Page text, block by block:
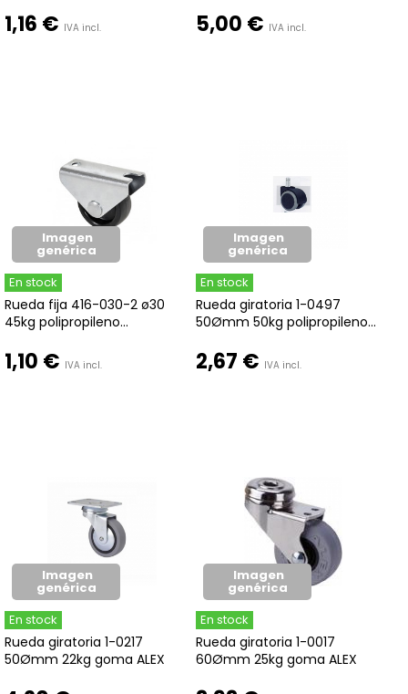
1,16 € IVA incl. 5,00 € IVA incl.
Imagen
genérica
En stock
Rueda fija 416-030-2 ø30
45kg polipropileno...
1,10 € IVA incl.
Imagen
genérica
En stock
Rueda giratoria 1-0497
50Ømm 50kg polipropileno...
2,67 € IVA incl.
Imagen
genérica
En stock
Rueda giratoria 1-0217
50Ømm 22kg goma ALEX
Imagen
genérica
En stock
Rueda giratoria 1-0017
60Ømm 25kg goma ALEX